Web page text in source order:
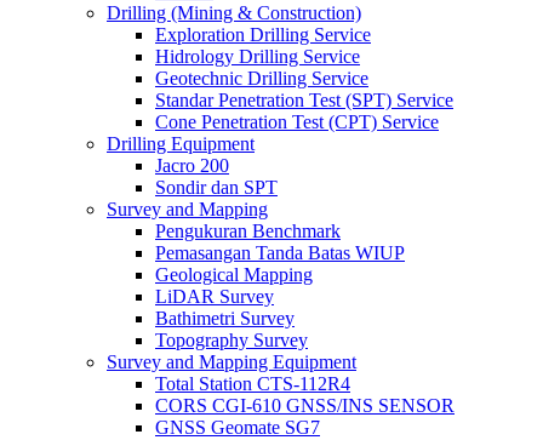
Drilling (Mining & Construction)
Exploration Drilling Service
Hidrology Drilling Service
Geotechnic Drilling Service
Standar Penetration Test (SPT) Service
Cone Penetration Test (CPT) Service
Drilling Equipment
Jacro 200
Sondir dan SPT
Survey and Mapping
Pengukuran Benchmark
Pemasangan Tanda Batas WIUP
Geological Mapping
LiDAR Survey
Bathimetri Survey
Topography Survey
Survey and Mapping Equipment
Total Station CTS-112R4
CORS CGI-610 GNSS/INS SENSOR
GNSS Geomate SG7